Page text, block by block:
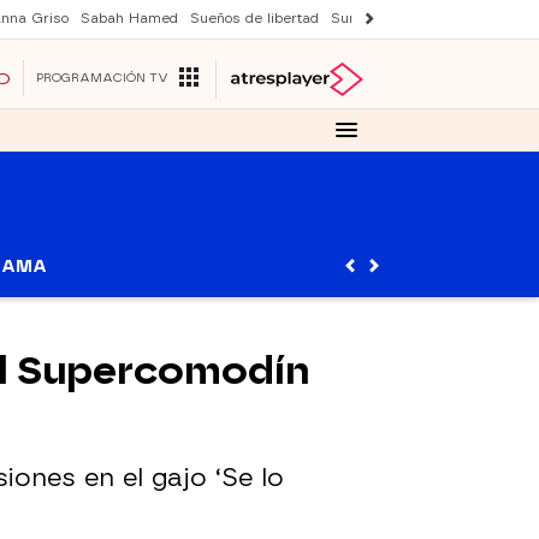
Griso Sabah Hamed Sueños de libertad Suri y Tom Cruise
PROGRAMACIÓN TV
Supercomodín
en el gajo ‘Se lo